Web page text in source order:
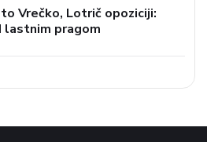
Vrečko, Lotrič opoziciji:
pragom